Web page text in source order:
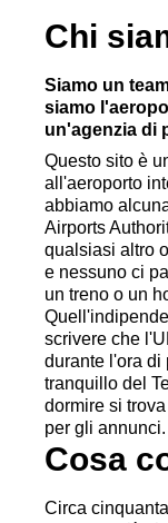
Chi
Siamo un
siamo
un'agenzia di
Questo sito è
all'aeroporto
abbiamo
Airports
qualsiasi altro
e nessuno ci
un treno o un
scrivere che
durante l'ora di
tranquillo del
dormire si
per gli annunci.
Cosa
Circa